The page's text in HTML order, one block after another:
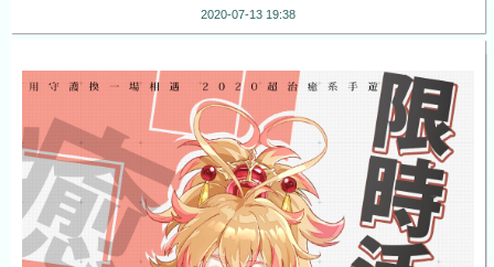
2020-07-13 19:38